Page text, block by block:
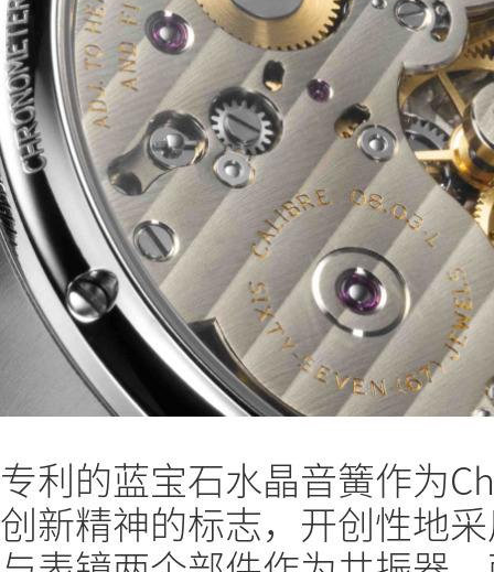
专利的蓝宝石水晶音簧作为
创新精神的标志，开创性地